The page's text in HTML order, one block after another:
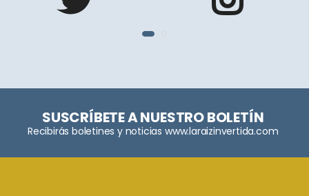
SUSCRÍBETE A NUESTRO BOLETÍN
Recibirás boletines y noticias www.laraizinvertida.com